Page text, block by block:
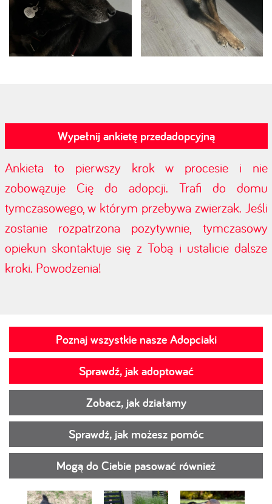
Wypełnij ankietę przedadopcyjną
Ankieta to pierwszy krok w procesie i nie
zobowązuje Cię do adopcji. Trafi do domu
tymczasowego, w którym przebywa zwierzak. Jeśli
zostanie rozpatrzona pozytywnie, tymczasowy
opiekun skontaktuje się z Tobą i ustalicie dalsze
kroki. Powodzenia!
Poznaj wszystkie nasze Adopciaki
Sprawdź, jak adoptować
Zobacz, jak działamy
Sprawdź, jak możesz pomóc
Mogą do Ciebie pasować również